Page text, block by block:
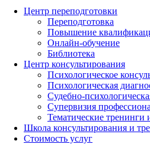
Центр переподготовки
Переподготовка
Повышение
Онлайн-обучение
Библиотека
Центр консультирования
Психологическое
Психологическая
Судебно-
Супервизия
Тематические тренинги
Школа консультирования и
Стоимость услуг